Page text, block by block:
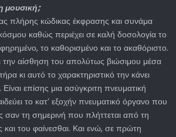
μουσική;
πλήρης κώδικας έκφρασης και συνάμα
καθώς περιέχει σε καλή δοσολογία το
το καθορισμένο και το ακαθόριστο.
την αίσθηση του απολύτως βιώσιμου μέσα
κι αυτό το χαρακτηριστικό την κάνει
επίσης μια ασύγκριτη πνευματική
το κατ’ εξοχήν πνευματικό όργανο που
σαν τη σημερινή που πλήττεται από τη
και του φαίνεσθαι. Και ενώ, σε πρώτη